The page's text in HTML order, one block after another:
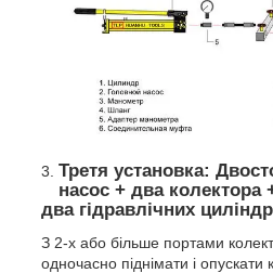
Третя установка:
насос + два колектора
два гідравлічних
З 2-х або більше портами
одночасно піднімати і опускати